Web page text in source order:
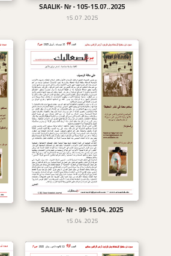
تحميل
SAALIK- Nr - 105-15.07..2025
15.07.2025
تحميل
SAALIK- Nr - 99-15.04..2025
15.04.2025